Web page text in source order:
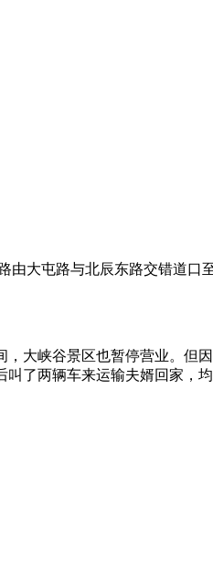
由大屯路与北辰东路交错道口
大峡谷景区也暂停营业。但
了两辆车来运输夫婿回家，